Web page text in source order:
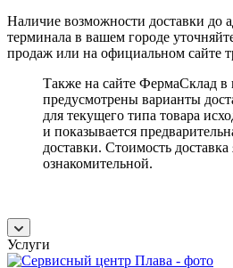
Наличие возможности доставки до
терминала в вашем городе
продаж или на официальном сайте
Также на сайте ФермаСклад в
предусмотрены варианты
для текущего типа товара
и показывается
доставки. Стоимость доставка
ознакомительной.
Услуги